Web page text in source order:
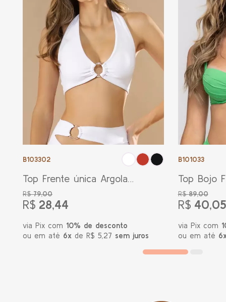
B103302
Top Frente única Argola
Mia Branca
R$79,00
R$ 28,44
via Pix com 10% de desconto
ou em até 6x de R$ 5,27 sem juros
B101033
Top Bojo
Regulável
R$89,00
R$ 40,05
via Pix com
ou em até